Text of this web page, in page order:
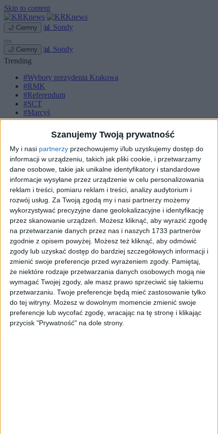
Szanujemy Twoją prywatność
My i nasi partnerzy przechowujemy i/lub uzyskujemy dostęp do
informacji w urządzeniu, takich jak pliki cookie, i przetwarzamy
dane osobowe, takie jak unikalne identyfikatory i standardowe
informacje wysyłane przez urządzenie w celu personalizowania
reklam i treści, pomiaru reklam i treści, analizy audytorium i
rozwój usług. Za Twoją zgodą my i nasi partnerzy możemy
wykorzystywać precyzyjne dane geolokalizacyjne i identyfikację
przez skanowanie urządzeń. Możesz kliknąć, aby wyrazić zgodę
na przetwarzanie danych przez nas i naszych 1733 partnerów
zgodnie z opisem powyżej. Możesz też kliknąć, aby odmówić
zgody lub uzyskać dostęp do bardziej szczegółowych informacji i
zmienić swoje preferencje przed wyrażeniem zgody. Pamiętaj,
że niektóre rodzaje przetwarzania danych osobowych mogą nie
wymagać Twojej zgody, ale masz prawo sprzeciwić się takiemu
przetwarzaniu. Twoje preferencje będą mieć zastosowanie tylko
do tej witryny. Możesz w dowolnym momencie zmienić swoje
preferencje lub wycofać zgodę, wracając na tę stronę i klikając
przycisk "Prywatność" na dole strony.
Skip to content
🌙 Ciemny 📊 Sondy
🌙 Ciemny 📊 Sondy
Trending
#Wybory prezydenta Krakowa
#RMK
#Referendum
#SCT
#Marcyś
Komunikacja
Zieleń
Inwestycje
Biznes
Sport
Kultura
Małopolska
Kryminalne
Tag#Jerzy Buzek
#Jerzy Buzek
artykułówEdukacjaMiastoNajnowsze
Sortuj:
Kategoria:
TOPEdukacja · 27 lis 2024